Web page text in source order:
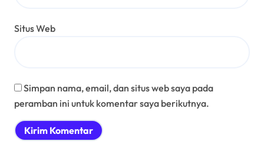
Situs Web
Simpan nama, email, dan situs web saya pada
peramban ini untuk komentar saya berikutnya.